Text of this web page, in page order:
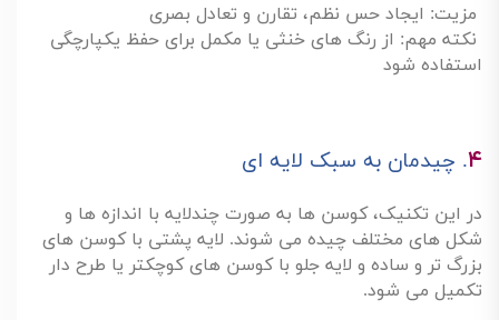
مزیت: ایجاد حس نظم، تقارن و تعادل بصری
نکته مهم: از رنگ های خنثی یا مکمل برای حفظ یکپارچگی
استفاده شود
۴. چیدمان به سبک لایه ای
در این تکنیک، کوسن ها به صورت چندلایه با اندازه ها و
شکل های مختلف چیده می شوند. لایه پشتی با کوسن های
بزرگ تر و ساده و لایه جلو با کوسن های کوچکتر یا طرح دار
تکمیل می شود.